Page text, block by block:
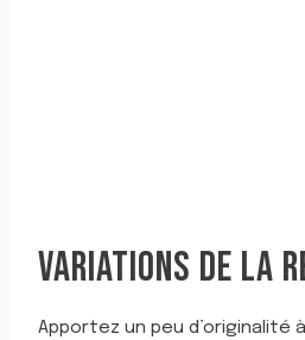
VARIATIONS DE LA
Apportez un peu